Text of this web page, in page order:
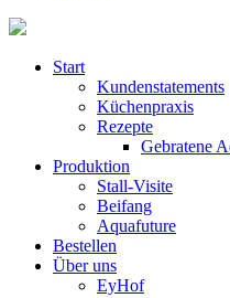
Start
Kundenstatements
Küchenpraxis
Rezepte
Gebratene
Produktion
Stall-Visite
Beifang
Aquafuture
Bestellen
Über uns
EyHof